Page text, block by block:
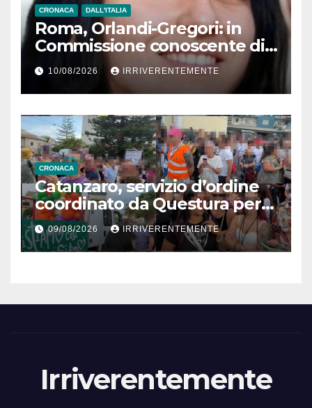
CRONACA DALL'ITALIA
Roma, Orlandi-Gregori: in
Commissione conoscente di
Mirella su mistero numero
telefonico. Spunta un…
Alessandro
10/08/2026 IRRIVERENTEMENTE
CRONACA
Catanzaro, servizio d’ordine
coordinato da Questura per
Pride
09/08/2026 IRRIVERENTEMENTE
Irriverentemente